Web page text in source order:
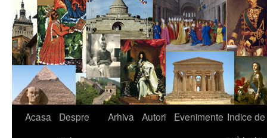
Acasa
Despre
Arhiva Autori Evenimente Indice de